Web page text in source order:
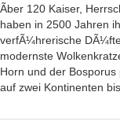
Ãber 120 Kaiser,
haben in 2500 Jahren
verfÃ¼hrerische DÃ¼fte
modernste
Horn und der
auf zwei Kontinenten